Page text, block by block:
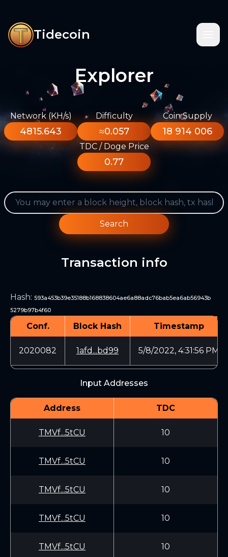
Tidecoin
Explorer
Network (KH/s)
4815.643
Difficulty
≈0.057
Coin Supply
18 914 006
TDC / Doge Price
0.77
Search
Transaction info
Hash: 593a453b39e35188b168838604ae6a88adc76bab5ea6ab56943b
5279b97b4f60
Conf. Block Hash Timestamp
2020082 1afd...bd99 5/8/2022, 4:31:56 PM
Input Addresses
Address TDC
TMVf...5tCU 10
TMVf...5tCU 10
TMVf...5tCU 10
TMVf...5tCU 10
TMVf...5tCU 10